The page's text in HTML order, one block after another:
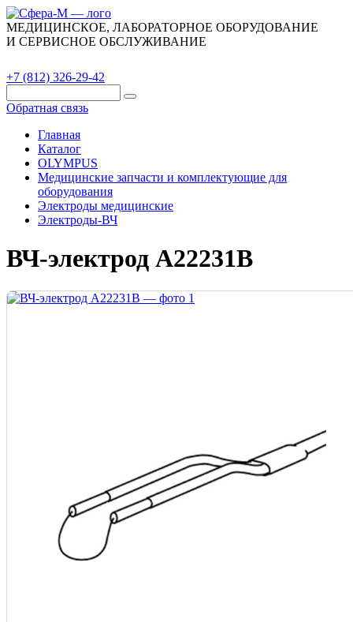
МЕДИЦИНСКОЕ, ЛАБОРАТОРНОЕ ОБОРУДОВАНИЕ
И СЕРВИСНОЕ ОБСЛУЖИВАНИЕ
+7 (812) 326-29-42
Обратная связь
Главная
Каталог
OLYMPUS
Медицинские запчасти и комплектующие для
оборудования
Электроды медицинские
Электроды-ВЧ
ВЧ-электрод A22231B